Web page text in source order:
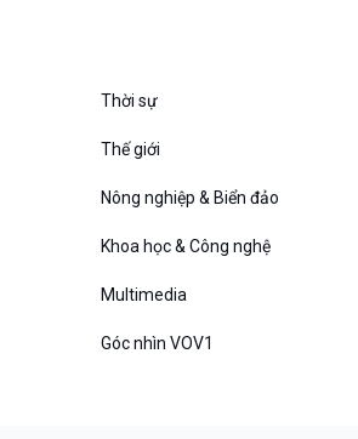
Góc nhìn VOV1
10 phút Sự kiện - Luận bàn
Câu chuyện thời sự
Đối thoại
Chuyện đêm
Thời sự
Thế giới
Nông nghiệp & Biển đảo
Khoa học & Công nghệ
Multimedia
Góc nhìn VOV1